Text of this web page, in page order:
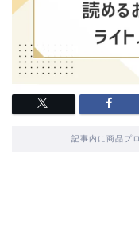
記事内に商品プ